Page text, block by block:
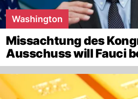
Washington
Missachtung des
Ausschuss will Fauci